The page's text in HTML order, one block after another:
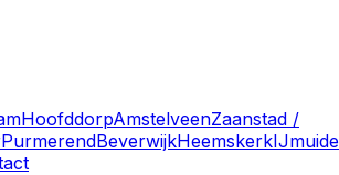
HoofddorpAmstelveenZaanstad /
PurmerendBeverwijkHeemskerk